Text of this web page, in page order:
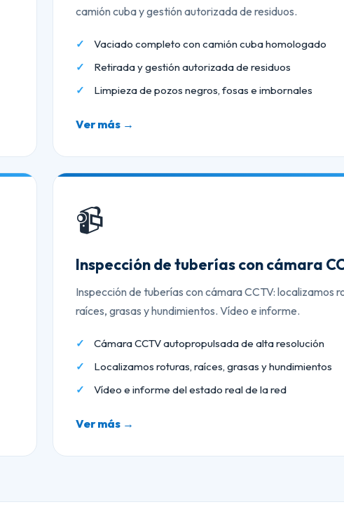
camión cuba y gestión autorizada de residuos.
Vaciado completo con camión cuba homologado
Retirada y gestión autorizada de residuos
Limpieza de pozos negros, fosas e imbornales
Ver más →
📹
Inspección de tuberías con cámara
Inspección de tuberías con cámara CCTV: localizamos
raíces, grasas y hundimientos. Vídeo e informe.
Cámara CCTV autopropulsada de alta resolución
Localizamos roturas, raíces, grasas y hundimientos
Vídeo e informe del estado real de la red
Ver más →